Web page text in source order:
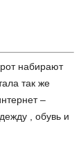
набирают
так же
–
, обувь и